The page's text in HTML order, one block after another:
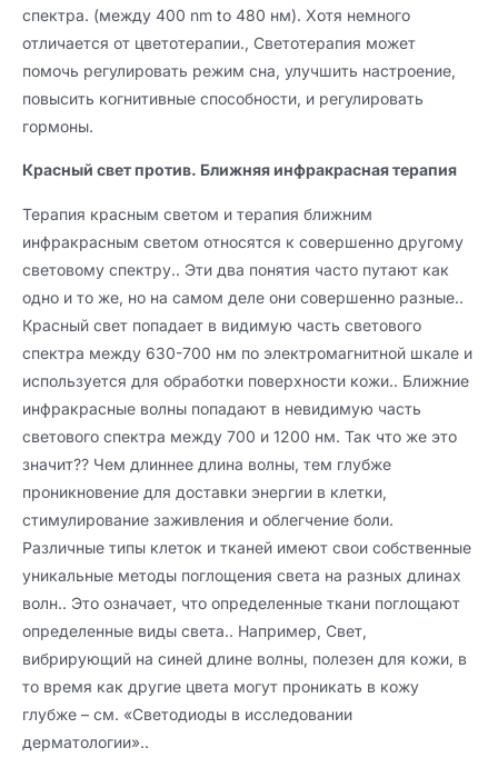
спектра. (между 400 nm to 480 нм). Хотя немного
отличается от цветотерапии., Светотерапия может
помочь регулировать режим сна, улучшить настроение,
повысить когнитивные способности, и регулировать
гормоны.
Красный свет против. Ближняя инфракрасная терапия
Терапия красным светом и терапия ближним
инфракрасным светом относятся к совершенно другому
световому спектру.. Эти два понятия часто путают как
одно и то же, но на самом деле они совершенно разные..
Красный свет попадает в видимую часть светового
спектра между 630-700 нм по электромагнитной шкале и
используется для обработки поверхности кожи.. Ближние
инфракрасные волны попадают в невидимую часть
светового спектра между 700 и 1200 нм. Так что же это
значит?? Чем длиннее длина волны, тем глубже
проникновение для доставки энергии в клетки,
стимулирование заживления и облегчение боли.
Различные типы клеток и тканей имеют свои собственные
уникальные методы поглощения света на разных длинах
волн.. Это означает, что определенные ткани поглощают
определенные виды света.. Например, Свет,
вибрирующий на синей длине волны, полезен для кожи, в
то время как другие цвета могут проникать в кожу
глубже – см. «Светодиоды в исследовании
дерматологии»..